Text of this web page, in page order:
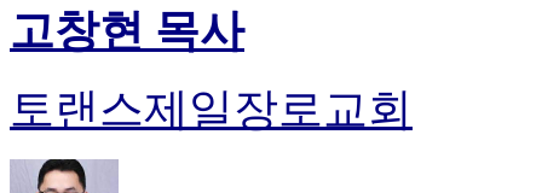
고창현 목사
토랜스제일장로교회